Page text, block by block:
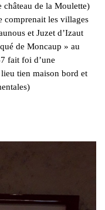
château de la Moulette)
comprenait les villages
et Juzet d’Izaut
de Moncaup » au
fait foi d’une
tien maison bord et